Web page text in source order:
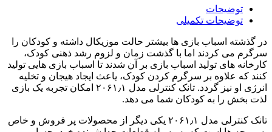
توضیحات
توضیحات تکمیلی
در گذشته اسباب بازی ها بیشتر حالت موزیکال داشته و کودکان را
سرگرم می کردند اما با گذشت زمان و لزوم رشد ذهنی کودک،
کارخانه های تولید اسباب بازی بر آن شدند تا اسباب بازی هایی تولید
کنند که علاوه بر سرگرم کردن کودک، یاعث ایجاد هیجان و تخلیه
انرژی او نیز گردد. تانک کنترلی مدل ۲۰۶۱٫۱ امکان تجربه یک بازی
لذت بخش را به کودکان شما می دهد.
تانک کنترلی مدل ۲۰۶۱٫۱ یکی دیگر از محصولات پر فروش و خاص